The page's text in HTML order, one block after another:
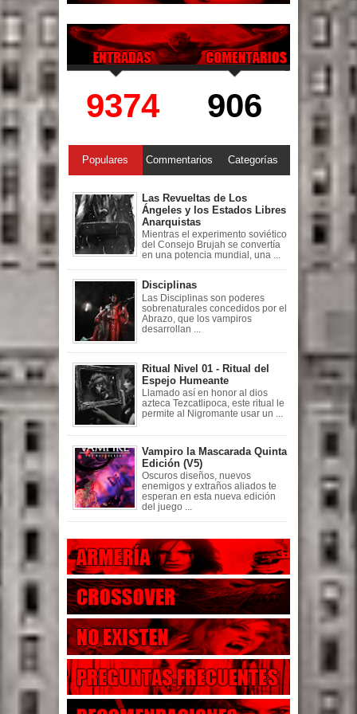
9374 906
Populares Commentarios Categorías
Las Revueltas de Los
Ángeles y los Estados Libres
Anarquistas
Mientras el experimento soviético
del Consejo Brujah se convertía
en una potencia mundial, una ...
Disciplinas
Las Disciplinas son poderes
sobrenaturales concedidos por el
Abrazo, que los vampiros
desarrollan ...
Ritual Nivel 01 - Ritual del
Espejo Humeante
Llamado así en honor al dios
azteca Tezcatlipoca, este ritual le
permite al Nigromante usar un ...
Vampiro la Mascarada Quinta
Edición (V5)
Oscuros diseños, nuevos
enemigos y extraños aliados te
esperan en esta nueva edición
del juego ...